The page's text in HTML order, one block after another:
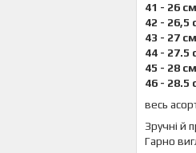
41 - 26 см
42 - 26,5
43 - 27 см
44 - 27.5
45 - 28 см
46 - 28.5
весь
Зручні й
Гарно